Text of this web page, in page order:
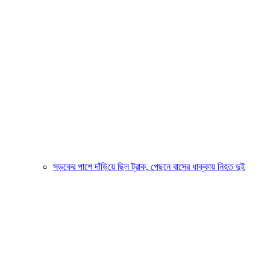
সড়কের পাশে দাঁড়িয়ে ছিল ট্রাক, পেছনে বাসের ধাক্কায় নিহত দুই